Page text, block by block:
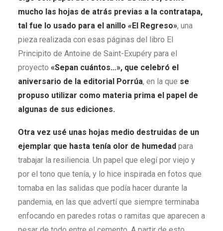
mucho las hojas de atrás previas a la contratapa,
tal fue lo usado para el anillo «El Regreso», una
pieza realizada con esas páginas del libro El
Principito de Antoine de Saint-Exupéry para el
proyecto «Sepan cuántos…», que celebró el
aniversario de la editorial Porrúa, en la que se
propuso utilizar como materia prima el papel de
algunas de sus ediciones.
Otra vez usé unas hojas medio destruidas de un
ejemplar que hasta tenía olor de humedad para
trabajar la resiliencia. Un papel que elegí por viejo y
por el tono que tenía, y lo hice inspirada en fotos que
tomaba en las salidas que podía hacer durante la
pandemia, en las que advertí que siempre terminaba
enfocando en paredes rotas o ramitas que aparecen a